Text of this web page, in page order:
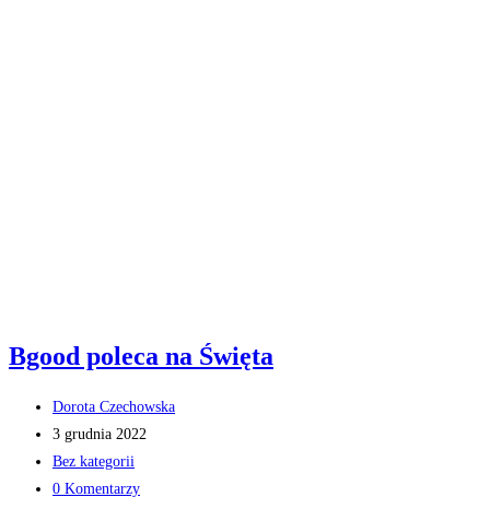
Bgood poleca na Święta
Post
author:
Dorota Czechowska
Post
published:
3 grudnia 2022
Post
category:
Bez kategorii
Post
0 Komentarzy